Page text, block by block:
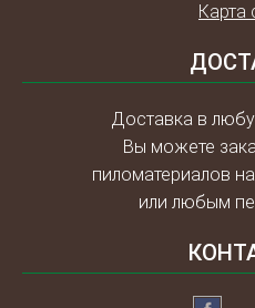
Карта
Доставка в
Вы можете
пиломатериалов
или любым